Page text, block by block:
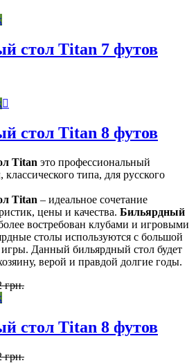
стол Titan 7 футов
стол Titan 8 футов
Titan это профессиональный
типа, для русского
Titan – идеальное сочетание
цены и качества. Бильярдный
востребован клубами и игровыми
столы используются с большой
Данный бильярдный стол будет
верой и правдой долгие годы.
грн.
стол Titan 8 футов
грн.